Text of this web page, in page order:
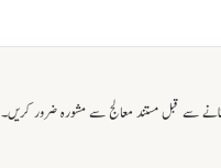
سے قبل مستند معالج سے مشورہ ضرور کریں۔